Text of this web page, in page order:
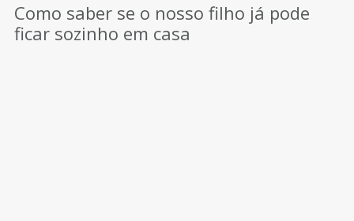
Como saber se o nosso filho já pode
ficar sozinho em casa